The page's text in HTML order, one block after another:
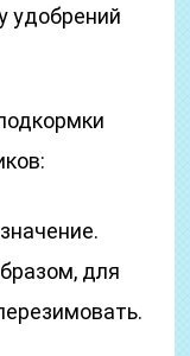
удобрений
для